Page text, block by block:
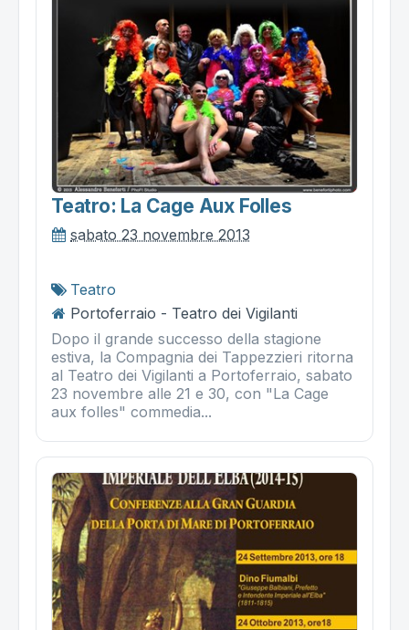
Teatro: La Cage Aux Folles
sabato 23 novembre 2013
Teatro
Portoferraio - Teatro dei Vigilanti
Dopo il grande successo della stagione
estiva, la Compagnia dei Tappezzieri ritorna
al Teatro dei Vigilanti a Portoferraio, sabato
23 novembre alle 21 e 30, con "La Cage
aux folles" commedia...